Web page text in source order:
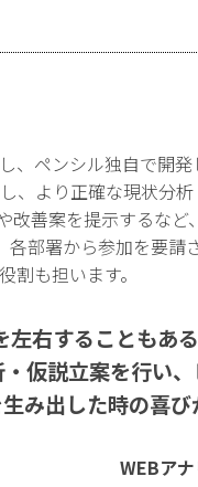
、ペンシル独自で開
より正確な現状分析
善案を提示するな
部署から参加を要請
も担います。
右することもある
仮説立案を行い
み出した時の喜び
WEBア